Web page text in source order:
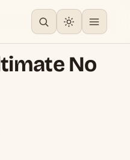
No